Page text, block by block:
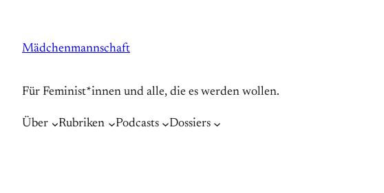
springen
Mädchenmannschaft
Für Feminist*innen und alle, die es werden wollen.
Über Rubriken Podcasts Dossiers